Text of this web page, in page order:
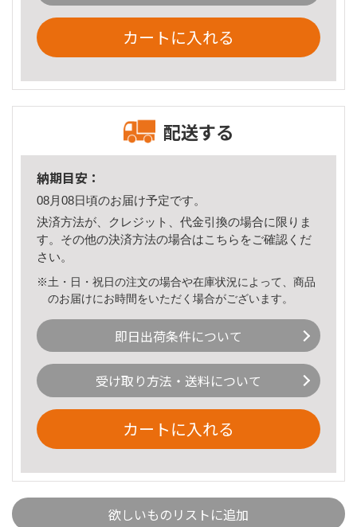
カートに入れる
配送する
納期目安：
08月08日頃のお届け予定です。
決済方法が、クレジット、代金引換の場合に限りま
す。その他の決済方法の場合はこちら をご確認くだ
さい。
※土・日・祝日の注文の場合や在庫状況によって、商品
のお届けにお時間をいただく場合がございます。
即日出荷条件について
受け取り方法・送料について
カートに入れる
欲しいものリストに追加